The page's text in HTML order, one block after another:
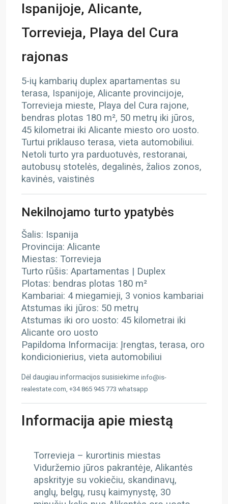
Ispanijoje, Alicante,
Torrevieja, Playa del Cura
rajonas
5-ių kambarių duplex apartamentas su
terasa, Ispanijoje, Alicante provincijoje,
Torrevieja mieste, Playa del Cura rajone,
bendras plotas 180 m², 50 metrų iki jūros,
45 kilometrai iki Alicante miesto oro uosto.
Turtui priklauso terasa, vieta automobiliui.
Netoli turto yra parduotuvės, restoranai,
autobusų stotelės, degalinės, žalios zonos,
kavinės, vaistinės
Nekilnojamo turto ypatybės
Šalis: Ispanija
Provincija: Alicante
Miestas: Torrevieja
Turto rūšis: Apartamentas | Duplex
Plotas: bendras plotas 180 m²
Kambariai: 4 miegamieji, 3 vonios kambariai
Atstumas iki jūros: 50 metrų
Atstumas iki oro uosto: 45 kilometrai iki
Alicante oro uosto
Papildoma Informacija: Įrengtas, terasa, oro
kondicionierius, vieta automobiliui
Dėl daugiau informacijos susisiekime info@is-
realestate.com, +34 865 945 773 whatsapp
Informacija apie miestą
Torrevieja – kurortinis miestas
Viduržemio jūros pakrantėje, Alikantės
apskrityje su vokiečiu, skandinavų,
anglų, belgų, rusų kaimynystę, 30